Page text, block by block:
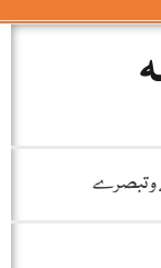
و تبصرے